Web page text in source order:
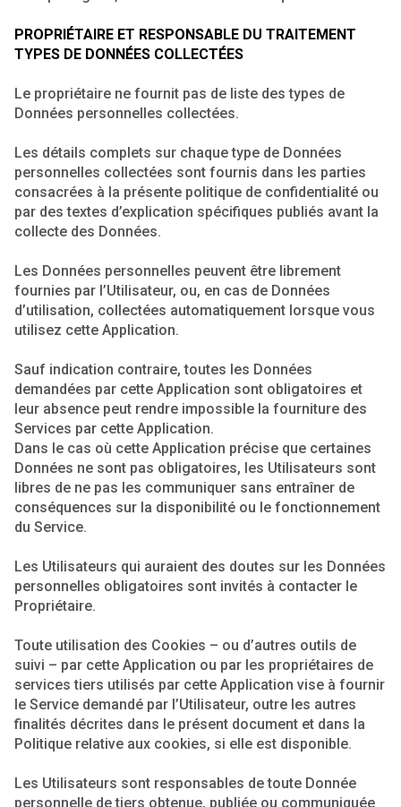
PROPRIÉTAIRE ET RESPONSABLE DU TRAITEMENT
TYPES DE DONNÉES COLLECTÉES
Le propriétaire ne fournit pas de liste des types de
Données personnelles collectées.
Les détails complets sur chaque type de Données
personnelles collectées sont fournis dans les parties
consacrées à la présente politique de confidentialité ou
par des textes d’explication spécifiques publiés avant la
collecte des Données.
Les Données personnelles peuvent être librement
fournies par l’Utilisateur, ou, en cas de Données
d’utilisation, collectées automatiquement lorsque vous
utilisez cette Application.
Sauf indication contraire, toutes les Données
demandées par cette Application sont obligatoires et
leur absence peut rendre impossible la fourniture des
Services par cette Application.
Dans le cas où cette Application précise que certaines
Données ne sont pas obligatoires, les Utilisateurs sont
libres de ne pas les communiquer sans entraîner de
conséquences sur la disponibilité ou le fonctionnement
du Service.
Les Utilisateurs qui auraient des doutes sur les Données
personnelles obligatoires sont invités à contacter le
Propriétaire.
Toute utilisation des Cookies – ou d’autres outils de
suivi – par cette Application ou par les propriétaires de
services tiers utilisés par cette Application vise à fournir
le Service demandé par l’Utilisateur, outre les autres
finalités décrites dans le présent document et dans la
Politique relative aux cookies, si elle est disponible.
Les Utilisateurs sont responsables de toute Donnée
personnelle de tiers obtenue, publiée ou communiquée